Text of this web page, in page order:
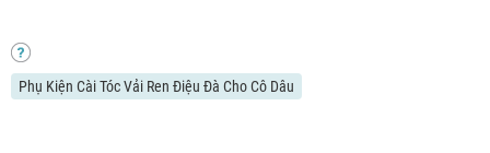
Phụ Kiện Cài Tóc Vải Ren Điệu Đà Cho Cô Dâu